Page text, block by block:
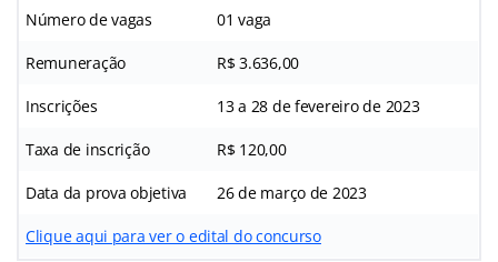
Número de vagas 01 vaga
Remuneração R$ 3.636,00
Inscrições 13 a 28 de fevereiro de 2023
Taxa de inscrição R$ 120,00
Data da prova objetiva 26 de março de 2023
Clique aqui para ver o edital do concurso